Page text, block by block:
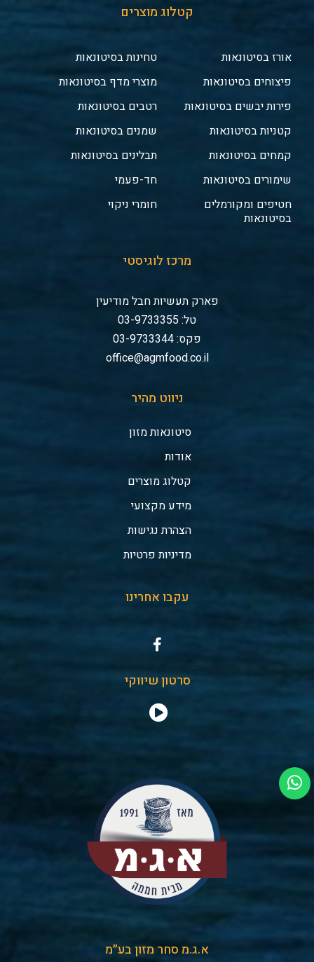
קטלוג מוצרים
אורז בסיטונאות
פיצוחים בסיטונאות
פירות יבשים בסיטונאות
קטניות בסיטונאות
קמחים בסיטונאות
שימורים בסיטונאות
חטיפים ומקורמלים
בסיטונאות
טחינות בסיטונאות
מוצרי מדף בסיטונאות
רטבים בסיטונאות
שמנים בסיטונאות
תבלינים בסיטונאות
חד-פעמי
חומרי ניקוי
מרכז לוגיסטי
פארק תעשיות חבל מודיעין
טל: 03-9733355
פקס: 03-9733344
office@agmfood.co.il
ניווט מהיר
סיטונאות מזון
אודות
קטלוג מוצרים
מידע מקצועי
הצהרת נגישות
מדיניות פרטיות
עקבו אחרינו
סרטון שיווקי
א.ג.מ סחר מזון בע״מ